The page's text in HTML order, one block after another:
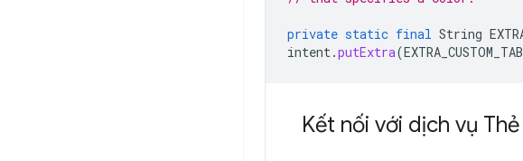
private static final String
intent.putExtra(
Kết nối với dịch vụ